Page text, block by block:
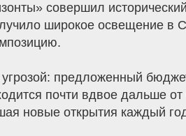
совершил
широкое освещение в
предложенный
почти вдвое дальше
новые открытия каждый